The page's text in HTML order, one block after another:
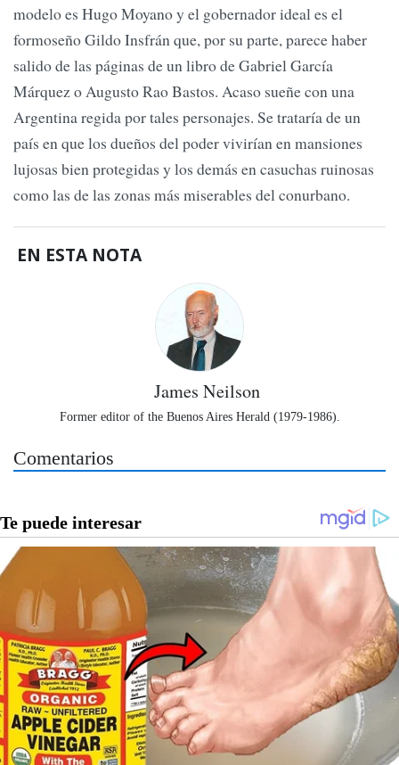
modelo es Hugo Moyano y el gobernador ideal es el
formoseño Gildo Insfrán que, por su parte, parece haber
salido de las páginas de un libro de Gabriel García
Márquez o Augusto Rao Bastos. Acaso sueñe con una
Argentina regida por tales personajes. Se trataría de un
país en que los dueños del poder vivirían en mansiones
lujosas bien protegidas y los demás en casuchas ruinosas
como las de las zonas más miserables del conurbano.
EN ESTA NOTA
James Neilson
Former editor of the Buenos Aires Herald (1979-1986).
Comentarios